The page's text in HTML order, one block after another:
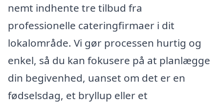
nemt indhente tre tilbud fra
professionelle cateringfirmaer i dit
lokalområde. Vi gør processen hurtig og
enkel, så du kan fokusere på at planlægge
din begivenhed, uanset om det er en
fødselsdag, et bryllup eller et